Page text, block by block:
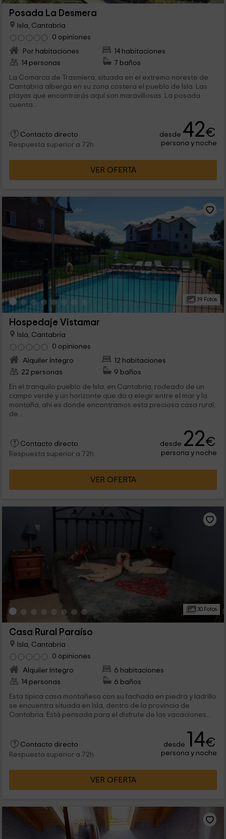
Posada La Desmera
Isla, Cantabria
0 opiniones
Por habitaciones
14 habitaciones
14 personas
7 baños
La Comarca de Trasmiera, situada en el extremo noreste de
Cantabria alberga en su zona costera el pueblo de Isla. Las
playas que encontrarás aquí son maravillosas. La posada
cuenta...
Contacto directo
Respuesta superior a 72h
desde 42€
persona y noche
VER OFERTA
39 Fotos
Hospedaje Vistamar
Isla, Cantabria
0 opiniones
Alquiler íntegro
12 habitaciones
22 personas
9 baños
En el tranquilo pueblo de Isla, en Cantabria, rodeado de un
campo verde y un horizonte que da a elegir entre el mar y la
montaña, ahí es donde encontramos esta preciosa casa rural,
de...
Contacto directo
Respuesta superior a 72h
desde 22€
persona y noche
VER OFERTA
30 Fotos
Casa Rural Paraíso
Isla, Cantabria
0 opiniones
Alquiler íntegro
6 habitaciones
14 personas
6 baños
Esta típica casa montañesa con su fachada en piedra y ladrillo
se encuentra situada en Isla, dentro de la provincia de
Cantabria. Está pensada para el disfrute de las vacaciones...
Contacto directo
Respuesta superior a 72h
desde 14€
persona y noche
VER OFERTA